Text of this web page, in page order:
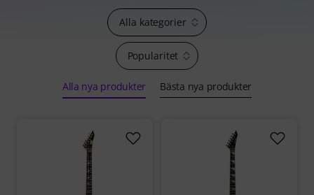
Popularitet
Alla kategorier
Alla nya produkter Bästa nya produkter